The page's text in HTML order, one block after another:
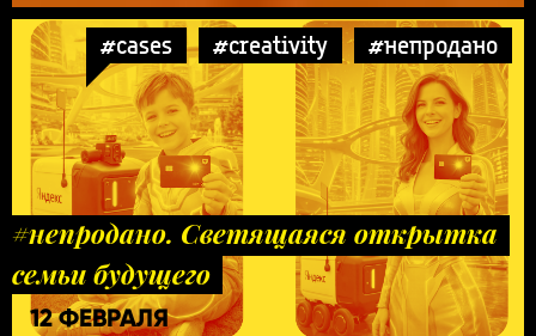
#cases #creativity #непродано
#непродано. Светящаяся открытка
семьи будущего
12 ФЕВРАЛЯ